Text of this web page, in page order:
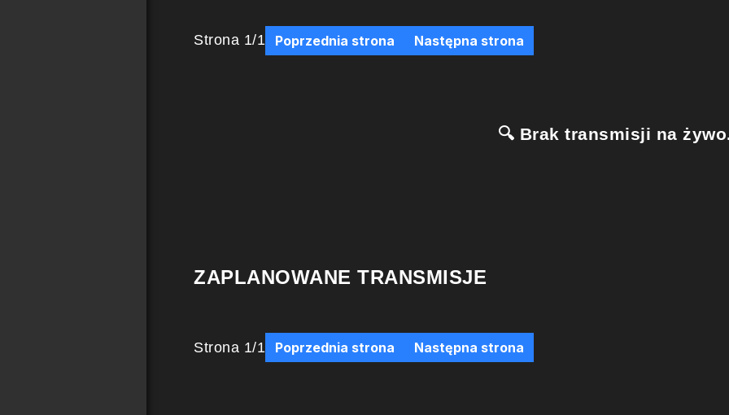
Strona 1/1 Poprzednia strona Następna strona
🔍 Brak transmisji na
ZAPLANOWANE TRANSMISJE
Strona 1/1 Poprzednia strona Następna strona